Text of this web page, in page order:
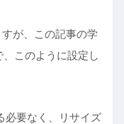
が、この記事の学
このように設定し
必要なく、リサイズ